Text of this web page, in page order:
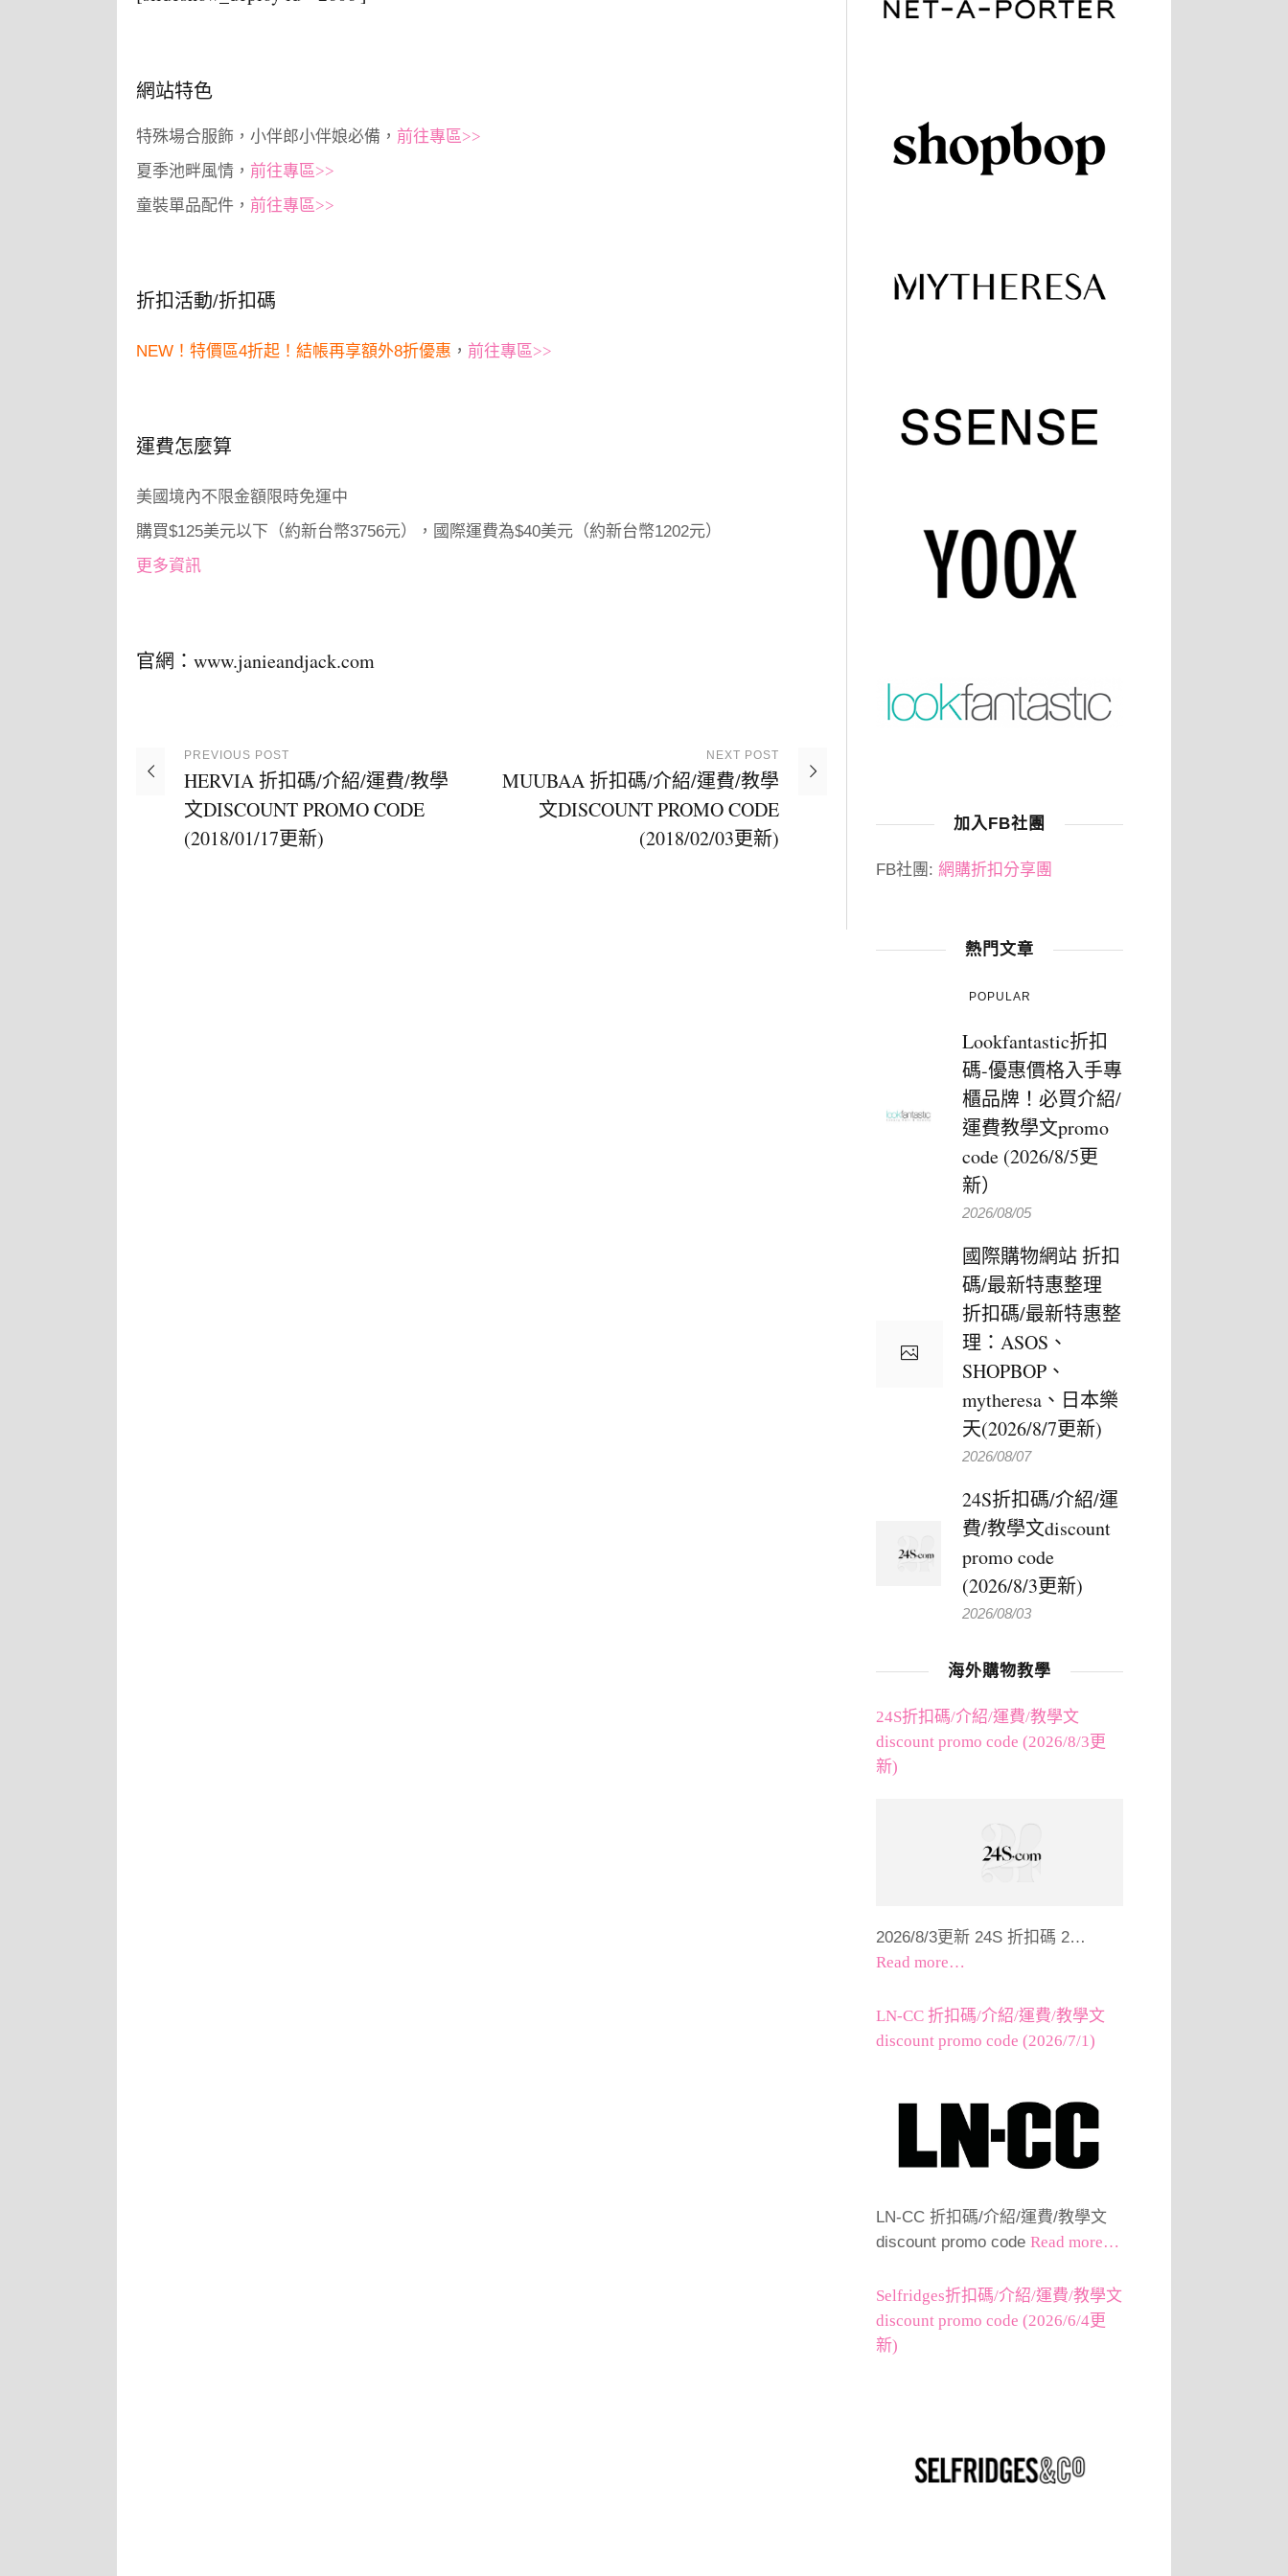
網站特色
特殊場合服飾，小伴郎小伴娘必備， 前往專區>>
夏季池畔風情， 前往專區>>
童裝單品配件， 前往專區>>
折扣活動/折扣碼
NEW！特價區4折起！結帳再享額外8折優惠 ， 前往專區>>
運費怎麼算
美國境內不限金額限時免運中
購買$125美元以下（約新台幣3756元），國際運費為$40美元（約新台幣1202元）
更多資訊
官網： www.janieandjack.com
PREVIOUS POST
HERVIA 折扣碼/介紹/運費/教學
文DISCOUNT PROMO CODE
(2018/01/17更新)
NEXT POST
MUUBAA 折扣碼/介紹/運費/教學
文DISCOUNT PROMO CODE
(2018/02/03更新)
加入FB社團
FB社團: 網購折扣分享團
熱門文章
POPULAR
Lookfantastic折扣
碼-優惠價格入手專
櫃品牌！必買介紹/
運費教學文promo
code (2026/8/5更
新）
2026/08/05
國際購物網站 折扣
碼/最新特惠整理
折扣碼/最新特惠整
理：ASOS、
SHOPBOP、
mytheresa、日本樂
天(2026/8/7更新)
2026/08/07
24S折扣碼/介紹/運
費/教學文discount
promo code
(2026/8/3更新)
2026/08/03
海外購物教學
24S折扣碼/介紹/運費/教學文
discount promo code (2026/8/3更
新)
2026/8/3更新 24S 折扣碼 2…
Read more…
LN-CC 折扣碼/介紹/運費/教學文
discount promo code (2026/7/1)
LN-CC 折扣碼/介紹/運費/教學文
discount promo code Read more…
Selfridges折扣碼/介紹/運費/教學文
discount promo code (2026/6/4更
新)